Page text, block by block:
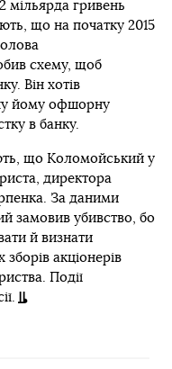
мільярда гривень
що на початку 2015
схему, щоб
Він хотів
йому офшорну
в банку.
що Коломойський у
директора
За даними
замовив убивство, бо
й визнати
акціонерів
Події